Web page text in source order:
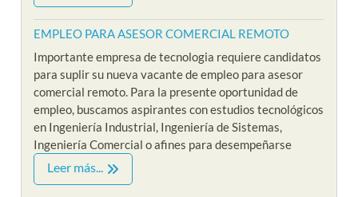
EMPLEO PARA ASESOR COMERCIAL REMOTO
Importante empresa de tecnologia requiere candidatos
para suplir su nueva vacante de empleo para asesor
comercial remoto. Para la presente oportunidad de
empleo, buscamos aspirantes con estudios tecnológicos
en Ingeniería Industrial, Ingeniería de Sistemas,
Ingeniería Comercial o afines para desempeñarse
Leer más...